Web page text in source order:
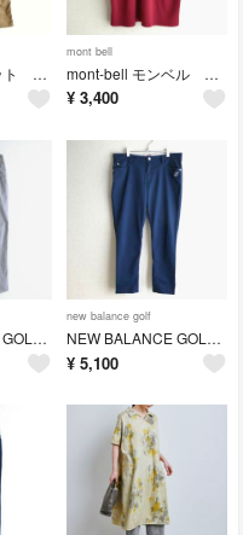
Marmot マーモット ウィメンズ ロンジェビティー ベイカーパンツ
mont bell
mont-bell モンベル WIC.ポロシャツ メンズ サイズL
¥ 3,400
NEW BALANCE GOLF ストレッチ ゴルフパンツ サイズ7
new balance golf
NEW BALANCE GOLF ストレッチ ゴルフパンツ サイズ7
¥ 5,100